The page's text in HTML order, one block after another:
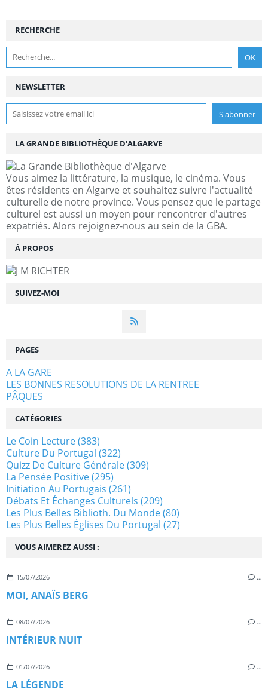
NEWSLETTER
SUIVEZ-MOI
RECHERCHE
LA GRANDE BIBLIOTHÈQUE D'ALGARVE
Vous aimez la littérature, la musique, le cinéma. Vous
êtes résidents en Algarve et souhaitez suivre l'actualité
culturelle de notre province. Vous pensez que le partage
culturel est aussi un moyen pour rencontrer d'autres
expatriés. Alors rejoignez-nous au sein de la GBA.
À PROPOS
VOUS AIMEREZ AUSSI :
15/07/2026 …
MOI, ANAÏS BERG
08/07/2026 …
INTÉRIEUR NUIT
01/07/2026 …
LA LÉGENDE
PAGES
A LA GARE
LES BONNES RESOLUTIONS DE LA RENTREE
PÂQUES
CATÉGORIES
Le Coin Lecture(383)
Culture Du Portugal (322)
Quizz De Culture Générale(309)
La Pensée Positive(295)
Initiation Au Portugais (261)
Débats Et Échanges Culturels (209)
Les Plus Belles Biblioth. Du Monde(80)
Les Plus Belles Églises Du Portugal (27)